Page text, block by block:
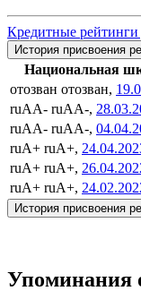
Кредитные
История присвоения
Национальная
отозван отозван,
ruAA- ruAA-,
ruAA- ruAA-,
ruA+ ruA+,
ruA+ ruA+,
ruA+ ruA+,
История присвоения
Упоминания